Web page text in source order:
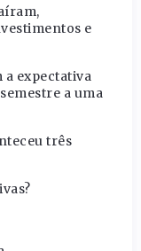
e
a expectativa
a uma
três